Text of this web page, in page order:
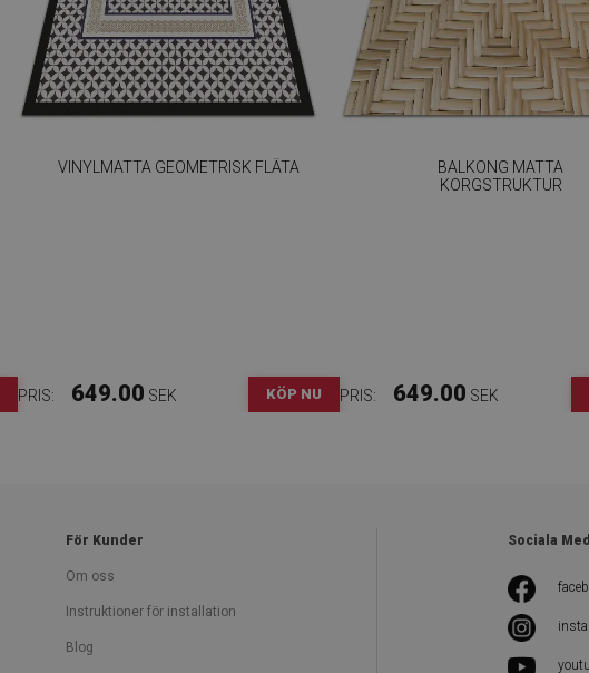
VINYLMATTA GEOMETRISK FLÄTA
PRIS: 649.00 SEK KÖP NU
BALKONG MATTA
KORGSTRUKTUR
PRIS: 649.00 SEK
För Kunder
Om oss
Instruktioner för installation
Blog
Sociala